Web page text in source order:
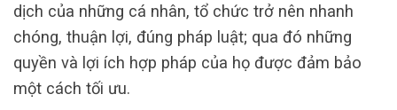
dịch của những cá nhân, tổ chức trở nên nhanh
chóng, thuận lợi, đúng pháp luật; qua đó những
quyền và lợi ích hợp pháp của họ được đảm bảo
một cách tối ưu.